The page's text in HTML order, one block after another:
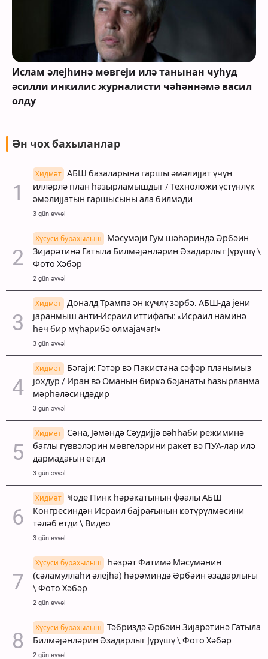
Ислам әлејһинә мөвгеји илә танынан ҹуһуд
әсилли инҝилис журналисти ҹәһәннәмә васил
олду
Ән чох бахыланлар
Хидмәт
АБШ базаларына гаршы әмәлијјат үчүн
илләрлә план һазырламышдыг / Техноложи үстүнлүк
әмәлијјатын гаршысыны ала билмәди
3 gün əvvəl
Хүсуси бурахылыш
Мәсумәји Гум шәһәриндә Әрбәин
Зијарәтинә Гатыла Билмәјәнләрин Әзадарлыг Јүрүшү \
Фото Хәбәр
2 gün əvvəl
Хидмәт
Доналд Трампа ән ҝүҹлү зәрбә. АБШ-да јени
јаранмыш анти-Исраил иттифагы: «Исраил наминә
һеч бир мүһарибә олмајаҹаг!»
3 gün əvvəl
Хидмәт
Бәгаји: Гәтәр вә Пакистана сәфәр планымыз
јохдур / Иран вә Оманын бирҝә бәјанаты һазырланма
мәрһәләсиндәдир
3 gün əvvəl
Хидмәт
Сәна, Јәмәндә Сәудијјә вәһһаби режиминә
бағлы гүввәләрин мөвгеләрини ракет вә ПУА-лар илә
дармадағын етди
3 gün əvvəl
Хидмәт
Ҹоде Пинк һәрәкатынын фәалы АБШ
Конгресиндән Исраил бајрағынын ҝөтүрүлмәсини
тәләб етди \ Видео
3 gün əvvəl
Хүсуси бурахылыш
Һәзрәт Фатимә Мәсумәнин
(сәламуллаһи әлејһа) һәрәминдә Әрбәин әзадарлығы
\ Фото Хәбәр
2 gün əvvəl
Хүсуси бурахылыш
Тәбриздә Әрбәин Зијарәтинә Гатыла
Билмәјәнләрин Әзадарлыг Јүрүшү \ Фото Хәбәр
2 gün əvvəl